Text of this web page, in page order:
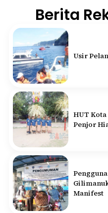
Berita
Usir
HUT
Penjor
Manifest